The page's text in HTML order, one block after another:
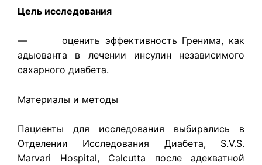
Цель исследования
— оценить эффективность Гренима, как
адыованта в лечении инсулин независимого
сахарного диабета.
Материалы и методы
Пациенты для исследования выбирались в
Отделении Исследования Диабета, S.V.S.
Marvari Hospital, Calcutta после адекватной